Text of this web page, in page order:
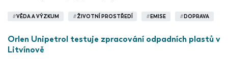
#VĚDA A VÝZKUM #ŽIVOTNÍ PROSTŘEDÍ # EMISE # DOPRAVA
Orlen Unipetrol testuje zpracování odpadních plastů v
Litvínově